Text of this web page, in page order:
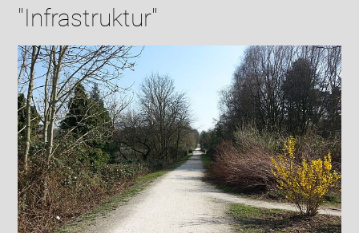
"Infrastruktur"